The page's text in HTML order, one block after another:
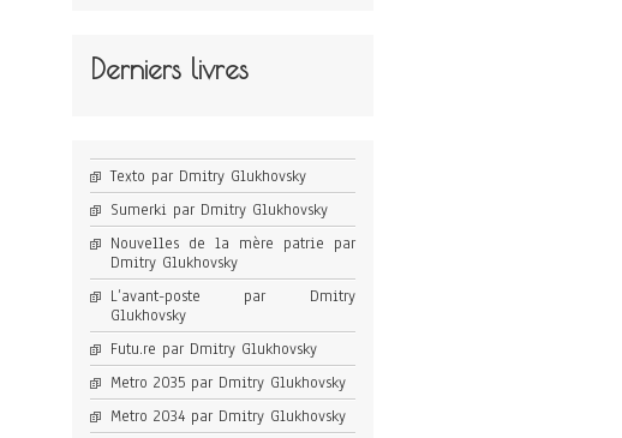
Derniers livres
Texto par Dmitry Glukhovsky
Sumerki par Dmitry Glukhovsky
Nouvelles de la mère patrie par
Dmitry Glukhovsky
L’avant-poste par Dmitry
Glukhovsky
Futu.re par Dmitry Glukhovsky
Metro 2035 par Dmitry Glukhovsky
Metro 2034 par Dmitry Glukhovsky